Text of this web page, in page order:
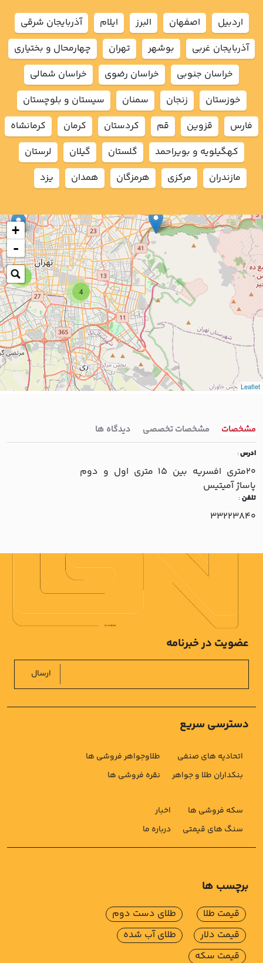
7
4
+
-
Leaflet
اردبيل اصفهان البرز ايلام
آذربايجان شرقي
آذربايجان غربي
بوشهر تهران
چهارمحال و بختياري
خراسان جنوبي
خراسان رضوي
خراسان شمالي
خوزستان
زنجان سمنان
سيستان و بلوچستان
فارس
قزوين قم كردستان كرمان
كرمانشاه
كهگيلويه و بويراحمد
گلستان گيلان
لرستان
مازندران
مركزي هرمزگان همدان يزد
مشخصات مشخصات تخصصی دیدگاه ها
ادرس:
20متري افسريه بين 15 متري اول و دوم
پاساژ آميتيس
تلفن:
33223840
دسترسی سریع
اتحادیه های صنفی
بنکداران طلا و جواهر
طلاوجواهر فروشی ها
نقره فروشی ها
سکه فروشی ها
سنگ های قیمتی
اخبار
درباره ما
عضویت در خبرنامه
ارسال
برچسب ها
قیمت طلا
قیمت دلار
قیمت سکه
طلای دست دوم
طلای آب شده